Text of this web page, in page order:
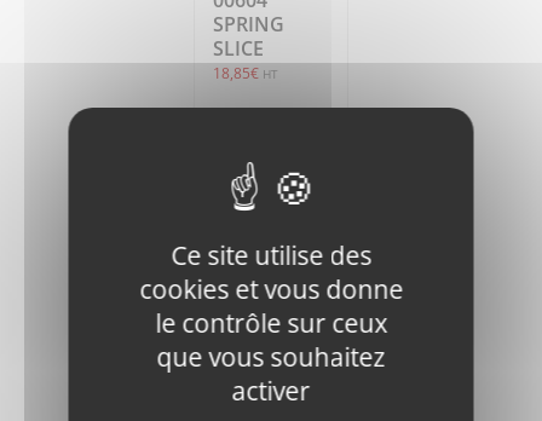
SPRING
SLICE
18,85€ HT
Ajouter
au
panier
J900-FN.N-
Ce site utilise des
cookies et vous donne
le contrôle sur ceux
que vous souhaitez
activer